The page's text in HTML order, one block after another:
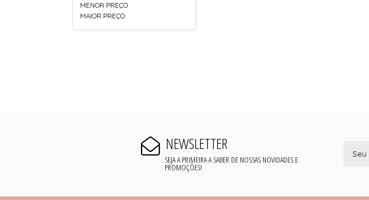
MENOR PREÇO
MAIOR PREÇO
NEWSLETTER
SEJA A PRIMEIRA A SABER DE NOSSAS NOVIDADES E
PROMOÇÕES!